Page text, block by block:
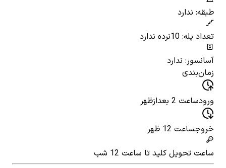
طبقه: ندارد
تعداد پله: 10
نرده ندارد
آسانسور: ندارد
زمان‌بندی
ورودساعت 2 بعدازظهر
خروجساعت 12 ظهر
ساعت تحویل کلید تا ساعت 12 شب